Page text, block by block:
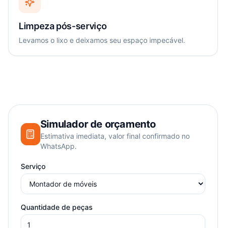
Limpeza pós-serviço
Levamos o lixo e deixamos seu espaço impecável.
Simulador de orçamento
Estimativa imediata, valor final confirmado no
WhatsApp.
Serviço
Quantidade de peças